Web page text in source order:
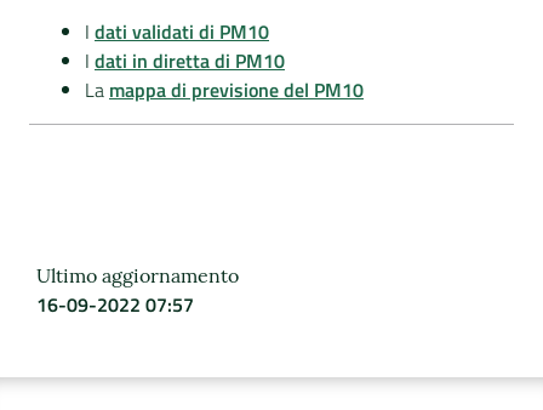
I dati validati di PM10
I dati in diretta di PM10
La mappa di previsione del PM10
Ultimo aggiornamento
16-09-2022 07:57